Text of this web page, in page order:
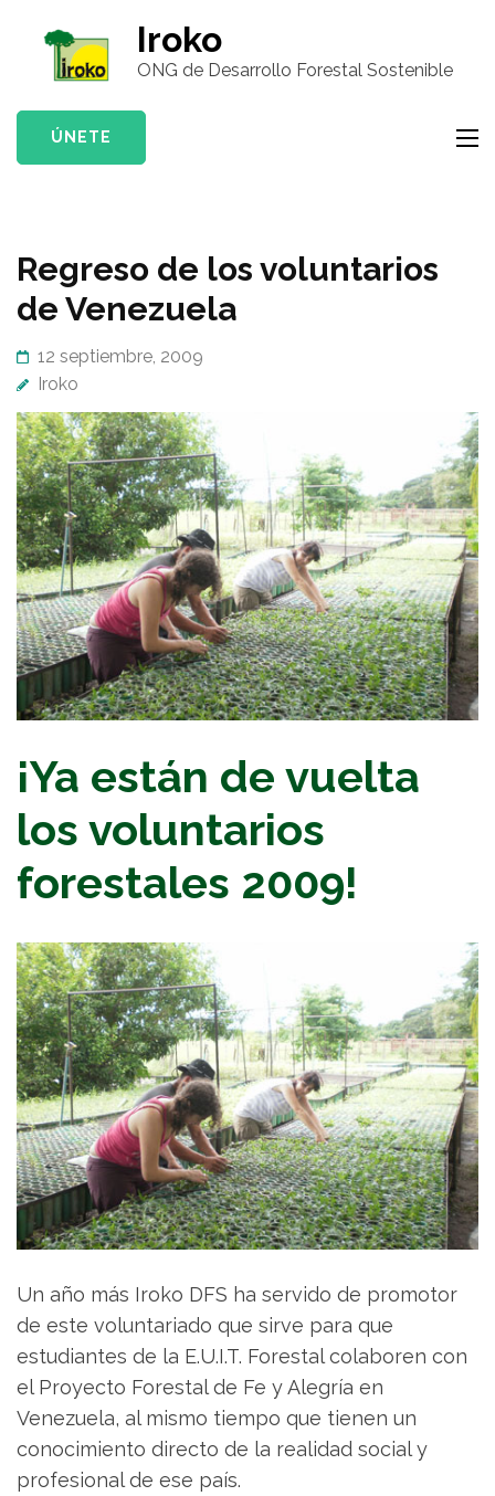
contenido
(presiona
tecla
Iroko
ONG de Desarrollo Forestal Sostenible
ÚNETE
Regreso de los voluntarios
de Venezuela
12 septiembre, 2009
Iroko
¡Ya están de vuelta
los voluntarios
forestales 2009!
Un año más Iroko DFS ha servido de promotor
de este voluntariado que sirve para que
estudiantes de la E.U.I.T. Forestal colaboren con
el Proyecto Forestal de Fe y Alegría en
Venezuela, al mismo tiempo que tienen un
conocimiento directo de la realidad social y
profesional de ese país.